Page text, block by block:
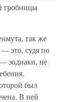
гробницы
так же
это, судя по
зодиаки, не
был
В ней